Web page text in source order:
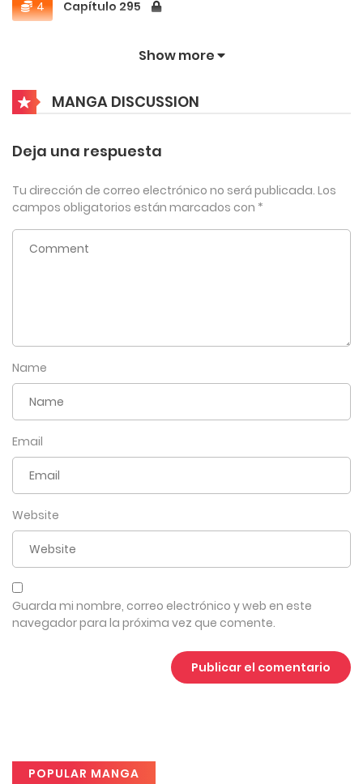
4 Capítulo 295
julio 6, 2026
4 Capítulo 292
julio 6, 2026
julio 6, 2026
4
julio 6, 2026
4
julio 6, 2026
4 Capítulo 286
julio 6, 2026
julio 6, 2026
Show more
MANGA DISCUSSION
Deja una respuesta
Tu dirección de correo electrónico no será publicada. Los
campos obligatorios están marcados con *
Name
Email
Website
Guarda mi nombre, correo electrónico y web en este
navegador para la próxima vez que comente.
POPULAR MANGA